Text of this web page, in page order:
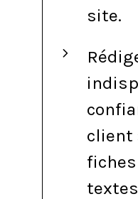
site.
client